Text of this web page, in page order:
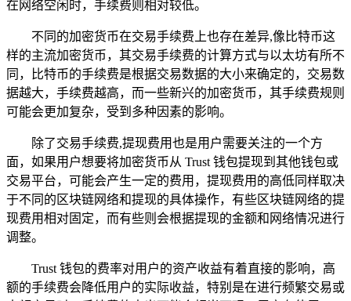
在网络空闲时，手续费则相对较低。
不同的加密货币在交易手续费上也存在差异,像比特币这
样的主流加密货币，其交易手续费的计算方式与以太坊有所不
同，比特币的手续费是根据交易数据的大小来确定的，交易数
据越大，手续费越高，而一些新兴的加密货币，其手续费规则
可能会更加复杂，受到多种因素的影响。
除了交易手续费,提现费用也是用户需要关注的一个方
面，如果用户想要将加密货币从 Trust 钱包提现到其他钱包或
交易平台，可能会产生一定的费用，提现费用的高低同样取决
于不同的区块链网络和提现的具体操作，有些区块链网络的提
现费用相对固定，而有些则会根据提现的金额和网络情况进行
调整。
Trust 钱包的费率对用户的资产收益有着直接的影响，高
额的手续费会降低用户的实际收益，特别是在进行频繁交易或